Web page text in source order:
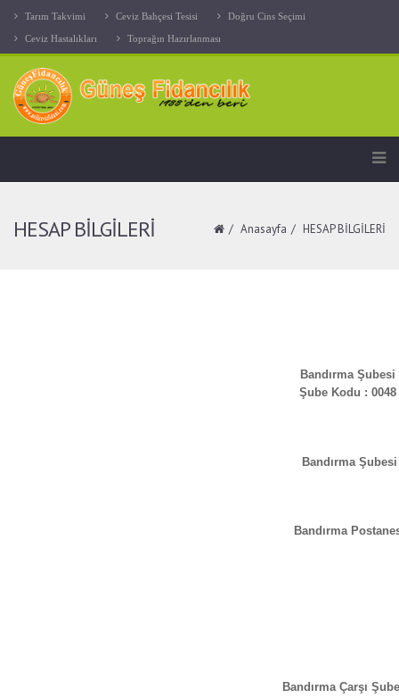
Tarım Takvimi Ceviz Bahçesi Tesisi Doğru Cins Seçimi
Ceviz Hastalıkları Toprağın Hazırlanması
HESAP BİLGİLERİ Anasayfa HESAP BİLGİLERİ
Bandırma Şubesi
Şube Kodu : 0048
Bandırma Şubesi
Bandırma
Bandırma Çarşı